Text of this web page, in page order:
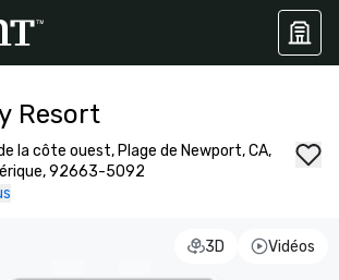
Resort
la côte ouest, Plage de Newport, CA,
92663-5092
3D Vidéos